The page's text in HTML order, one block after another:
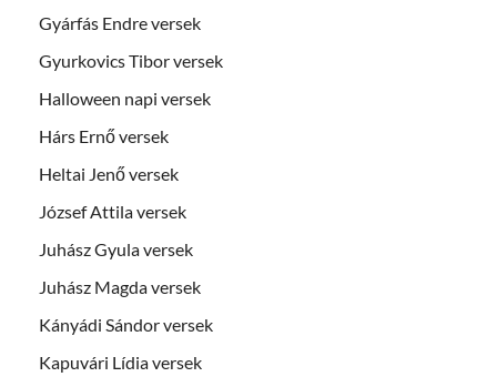
Gyárfás Endre versek
Gyurkovics Tibor versek
Halloween napi versek
Hárs Ernő versek
Heltai Jenő versek
József Attila versek
Juhász Gyula versek
Juhász Magda versek
Kányádi Sándor versek
Kapuvári Lídia versek